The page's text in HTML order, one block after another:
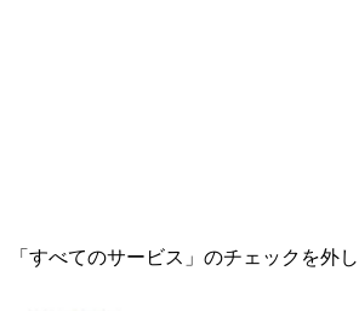
「すべてのサービス」のチェックを外し